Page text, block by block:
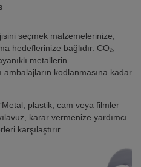
seçmek malzemelerinize,
hedeflerinize bağlıdır. CO₂,
metallerin
ambalajların kodlanmasına kadar
plastik, cam veya filmler
karar vermenize yardımcı
karşılaştırır.